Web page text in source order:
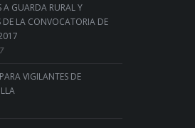
A GUARDA RURAL Y
DE LA CONVOCATORIA DE
VIGILANTES DE